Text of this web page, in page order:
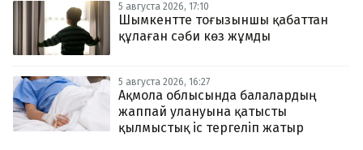
5 августа 2026, 17:10
Шымкентте тоғызыншы қабаттан
құлаған сәби көз жұмды
5 августа 2026, 16:27
Ақмола облысында балалардың
жаппай улануына қатысты
қылмыстық іс тергеліп жатыр